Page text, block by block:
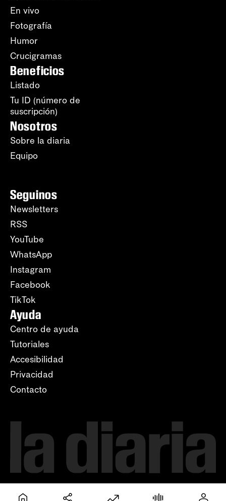
En vivo
Fotografía
Humor
Crucigramas
Beneficios
Listado
Tu ID (número de
suscripción)
Nosotros
Sobre la diaria
Equipo
Seguinos
Newsletters
RSS
YouTube
WhatsApp
Instagram
Facebook
TikTok
Ayuda
Centro de ayuda
Tutoriales
Accesibilidad
Privacidad
Contacto